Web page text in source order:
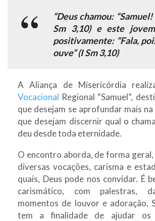
“Deus chamou:
Sm 3,10) e este
positivamente: “Fala,
ouve” (I Sm 3,10)
A Aliança de Misericórdia
Vocacional Regional “Samuel”,
que desejam se aprofundar mais
que desejam discernir qual o
deu desde toda eternidade.
O encontro aborda, de forma geral,
diversas vocações, carisma e
quais, Deus pode nos convidar. É
carismático, com palestras,
momentos de louvor e adoração,
tem a finalidade de ajudar